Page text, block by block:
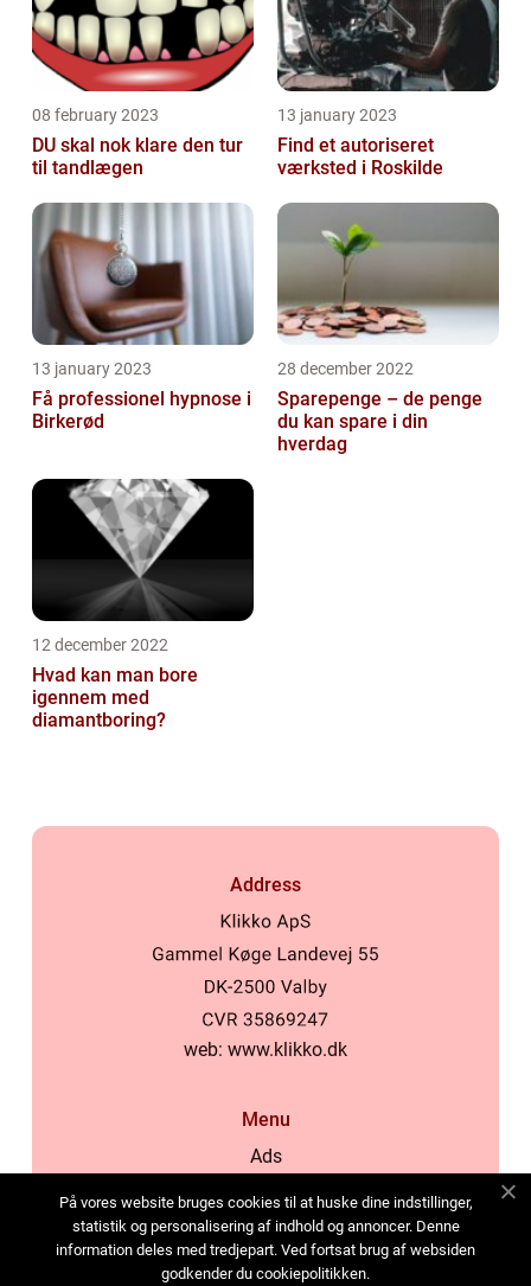
08 february 2023
DU skal nok klare den tur
til tandlægen
13 january 2023
Find et autoriseret
værksted i Roskilde
13 january 2023
Få professionel hypnose i
Birkerød
28 december 2022
Sparepenge – de penge
du kan spare i din
hverdag
12 december 2022
Hvad kan man bore
igennem med
diamantboring?
Address
web: www.klikko.dk
Menu
Ads
Cookies
Contact
På vores website bruges cookies til at huske dine indstillinger,
statistik og personalisering af indhold og annoncer. Denne
information deles med tredjepart. Ved fortsat brug af websiden
godkender du cookiepolitikken.